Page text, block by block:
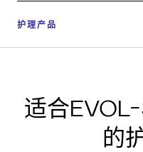
护理产品
适合
的